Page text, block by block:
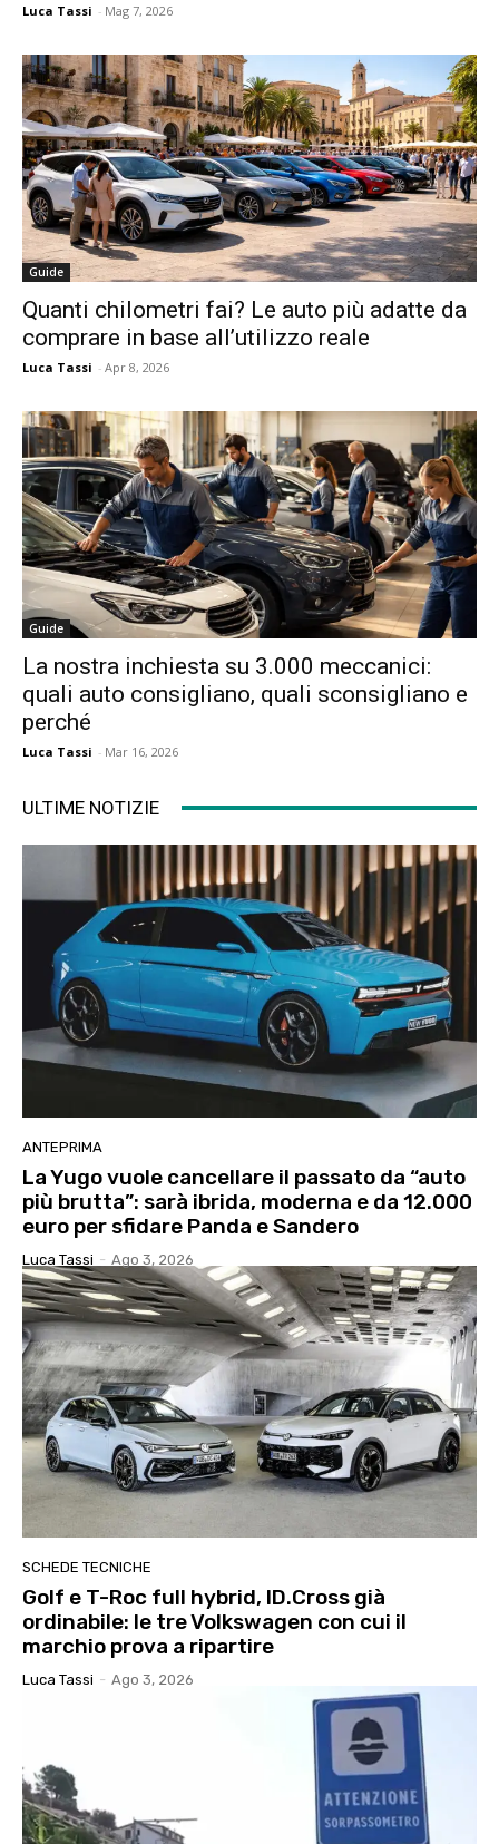
Luca Tassi - Mag 7, 2026
Guide
Quanti chilometri fai? Le auto più adatte da
comprare in base all’utilizzo reale
Luca Tassi - Apr 8, 2026
Guide
La nostra inchiesta su 3.000 meccanici:
quali auto consigliano, quali sconsigliano e
perché
Luca Tassi - Mar 16, 2026
ULTIME NOTIZIE
ANTEPRIMA
La Yugo vuole cancellare il passato da “auto
più brutta”: sarà ibrida, moderna e da 12.000
euro per sfidare Panda e Sandero
Luca Tassi - Ago 3, 2026
SCHEDE TECNICHE
Golf e T-Roc full hybrid, ID.Cross già
ordinabile: le tre Volkswagen con cui il
marchio prova a ripartire
Luca Tassi - Ago 3, 2026